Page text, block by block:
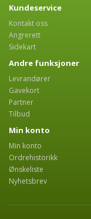
Kundeservice
Kontakt oss
Angrerett
Sidekart
Andre funksjoner
Levrandører
Gavekort
Partner
Tilbud
Min konto
Min konto
Ordrehistorikk
Ønskeliste
Nyhetsbrev